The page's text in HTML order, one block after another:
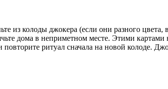
из колоды джокера (если они разного цвета,
дома в неприметном месте. Этими картами
ритуал сначала на новой колоде.